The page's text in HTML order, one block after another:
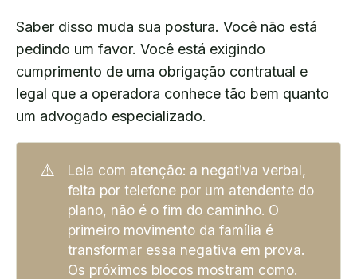
Saber disso muda sua postura. Você não está
pedindo um favor. Você está exigindo
cumprimento de uma obrigação contratual e
legal que a operadora conhece tão bem quanto
um advogado especializado.
⚠️
Leia com atenção: a negativa verbal,
feita por telefone por um atendente do
plano, não é o fim do caminho. O
primeiro movimento da família é
transformar essa negativa em prova.
Os próximos blocos mostram como.